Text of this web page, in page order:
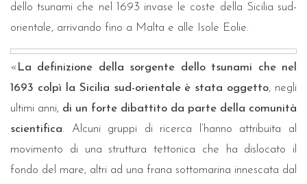
dello tsunami che nel 1693 invase le coste della Sicilia sud-
orientale, arrivando fino a Malta e alle Isole Eolie.
« La definizione della sorgente dello tsunami che nel
1693 colpì la Sicilia sud-orientale è stata oggetto, negli
ultimi anni, di un forte dibattito da parte della comunità
scientifica. Alcuni gruppi di ricerca l’hanno attribuita al
movimento di una struttura tettonica che ha dislocato il
fondo del mare, altri ad una frana sottomarina innescata dal